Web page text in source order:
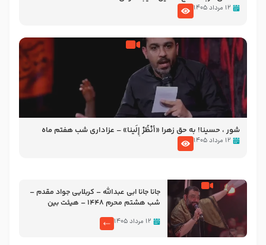
۱۲ مرداد ۱۴۰۵
شور ، حسینا! به‌ حق زهرا «أُنْظُرْ إِلَینا» – عزاداری شب هفتم ماه
محرّم 1405
۱۲ مرداد ۱۴۰۵
جانا جانا ابی عبدالله – کربلایی جواد مقدم –
شب هشتم محرم 1448 – هیئت بین
۱۲ مرداد ۱۴۰۵